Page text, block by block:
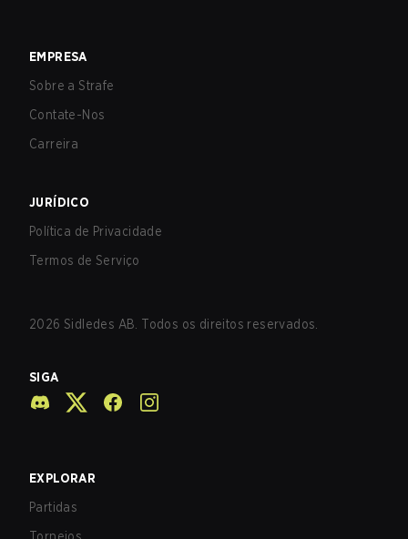
EMPRESA
Sobre a Strafe
Contate-Nos
Carreira
JURÍDICO
Política de Privacidade
Termos de Serviço
2026 Sidledes AB. Todos os direitos reservados.
SIGA
EXPLORAR
Partidas